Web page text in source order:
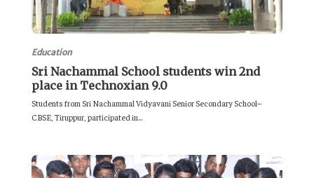
Education
Sri Nachammal School students win 2nd
place in Technoxian 9.0
Students from Sri Nachammal Vidyavani Senior Secondary School–
CBSE, Tiruppur, participated in...